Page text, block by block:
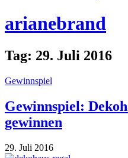
arianebrand
Tag: 29. Juli 2016
Gewinnspiel
Gewinnspiel:
gewinnen
29. Juli 2016